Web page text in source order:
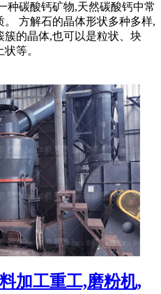
种碳酸钙矿物,天然碳酸钙中常
。 方解石的晶体形状多种多样,
的晶体,也可以是粒状、块
等。
加工重工,磨粉机,